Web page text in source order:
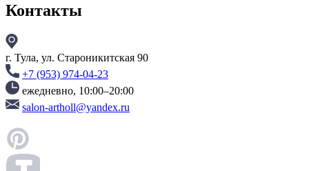
Контакты
г. Тула, ул. Староникитская 90
+7 (953) 974-04-23
ежедневно, 10:00–20:00
salon-artholl@yandex.ru